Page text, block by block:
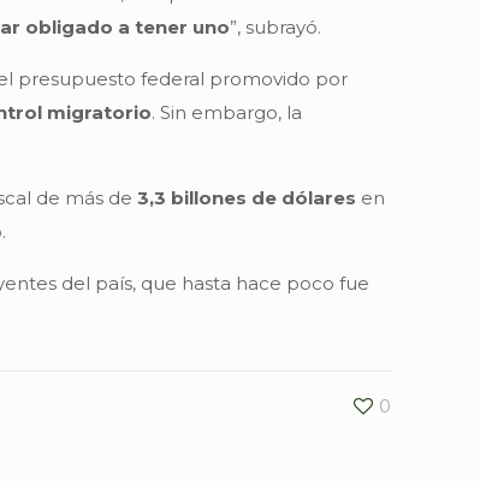
obligado a tener uno”, subrayó.
presupuesto federal promovido por
migratorio. Sin embargo, la
de más de3,3 billones de dólares en
del país, que hasta hace poco fue
0